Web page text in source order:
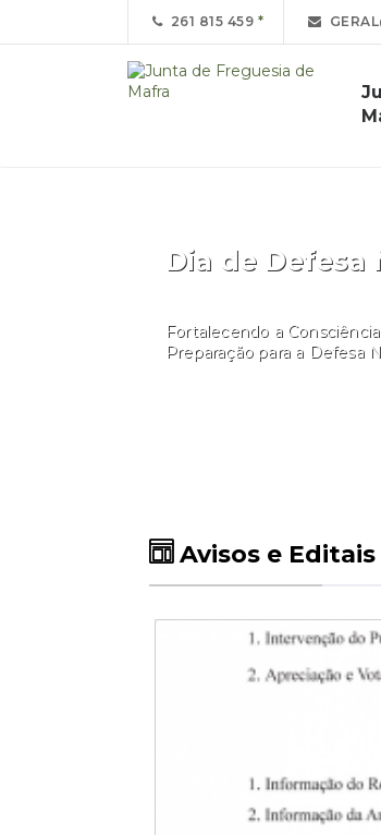
261 815 459
Dia de Defesa
Fortalecendo a
Preparação para a Defesa
Avisos e Editais